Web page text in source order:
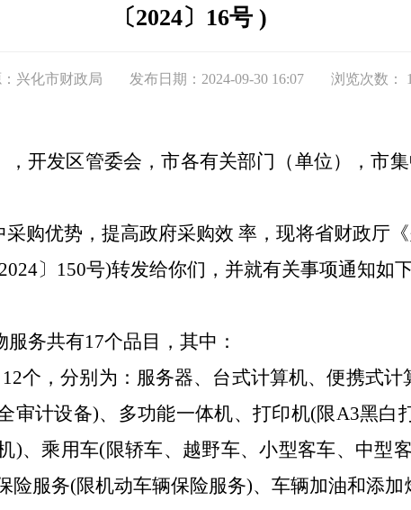
〔2024〕16号 )
兴化市财政局 发布日期：2024-09-30 16:07 浏览次数：
，开发区管委会，市各有关部门 （单位 ），市
购优势，提高政府采购效 率，现将省财政厅
2024〕 150号)转发给你们，并就有关事项通知如
服务共有17个品目，其中：
12个，分别为：服务器、台式计算机、便携式计
审计设备)、多功能一体机、打印机(限A3黑白
)、乘用车(限轿车、越野车、小型客车、中型
险服务(限机动车辆保险服务)、车辆加油和添加